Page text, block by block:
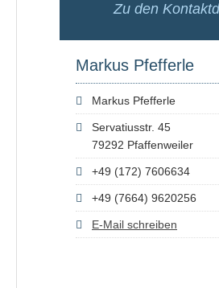
Zu den
Markus Pfefferle
Markus Pfefferle
Servatiusstr. 45
79292 Pfaffenweiler
+49 (172) 7606634
+49 (7664) 9620256
E-Mail schreiben